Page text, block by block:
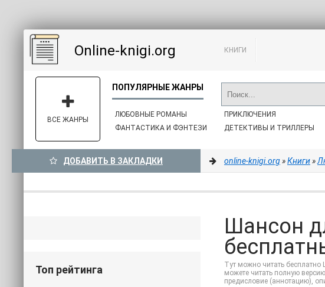
Online-knigi.org КНИГИ
ЛЮБОВНЫЕ РОМАНЫ
ФАНТАСТИКА И ФЭНТЕЗИ
ПРИКЛЮЧЕНИЯ
ДЕТЕКТИВЫ И ТРИЛЛЕРЫ
ВСЕ ЖАНРЫ
ДОБАВИТЬ В ЗАКЛАДКИ online-knigi.org»Книги»
Шансон
Тут можно читать
можете читать полную
предисловие (аннотацию),
Топ рейтинга